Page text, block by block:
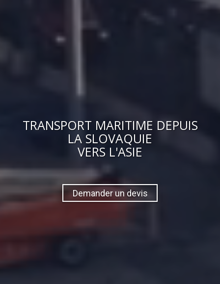
TRANSPORT MARITIME DEPUIS
LA SLOVAQUIE
VERS L'ASIE
Demander un devis